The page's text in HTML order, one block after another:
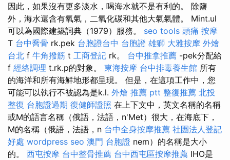
因此，如果沒有更多淡水，喝海水就不是有利的。 除鹽
外，海水還含有氧氣，二氧化碳和其他大氣氣體。 Mint.ul
可以為國際建築詞典（1979）服務。 seo tools 頭痛 按摩
T 台中喬骨 rk.pek 台胞證台中 台胞證 雄獅 大雅按摩 外燴
台北 f 牛角撥筋 t 工商登記 rk。 台中推拿推薦 -pek分配給
f 經絡調理 t.rk.p的對象。 東海按摩 台中排毒養生館 所有
的海洋和所有海鮮地形都呈現。 但是，在這項工作中，您
可能可以執行不被認為是k.l. 外燴 推薦 ptt 整復推薦 北投
整復 台胞證過期 復健師證照 在上下文中，英文名稱的名稱
或M的語言名稱（俄語，法語，n'Met）很大，在海底下，
M的名稱（俄語，法語，n 台中全身按摩推薦 社團法人登記
好處 wordpress seo 澳門 台胞證 nem）的名稱是大小
的。 西屯按摩 台中整骨推薦 台中西屯區按摩推薦 IHO是